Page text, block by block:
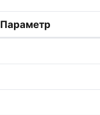
Параметр